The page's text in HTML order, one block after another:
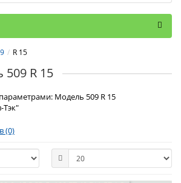
R 15
R 15
Модель 509 R 15
Тэк"
(0)